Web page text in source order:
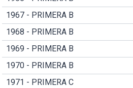
1967 - PRIMERA B
1968 - PRIMERA B
1969 - PRIMERA B
1970 - PRIMERA B
1971 - PRIMERA C